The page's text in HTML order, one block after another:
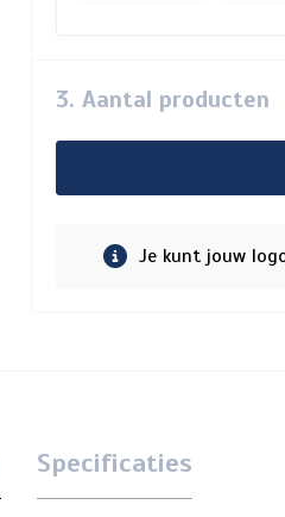
3. Aantal producten
Je kunt jouw
Specificaties